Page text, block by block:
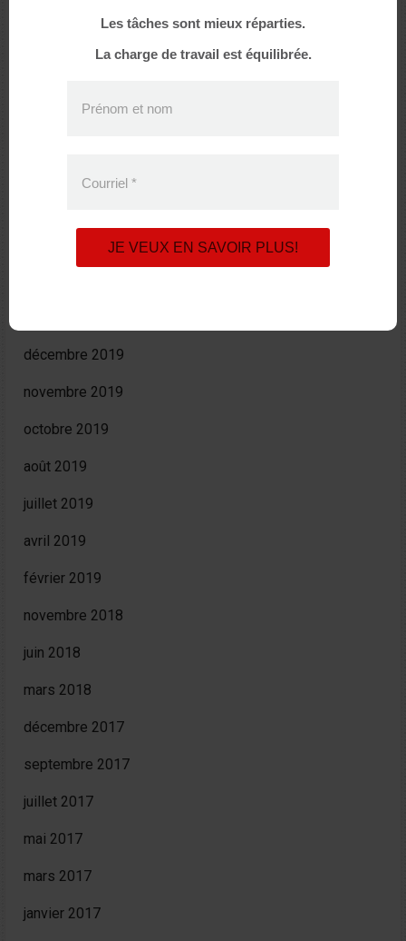
décembre 2020
décembre 2019
novembre 2019
octobre 2019
août 2019
juillet 2019
avril 2019
février 2019
novembre 2018
juin 2018
mars 2018
décembre 2017
septembre 2017
juillet 2017
mai 2017
mars 2017
janvier 2017
Les tâches sont mieux réparties.
La charge de travail est équilibrée.
Prénom et nom
Courriel *
JE VEUX EN SAVOIR PLUS!